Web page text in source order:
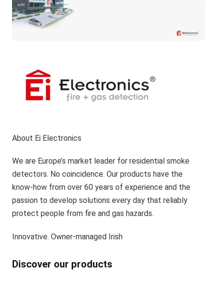
About Ei Electronics
We are Europe’s market leader for residential smoke
detectors. No coincidence. Our products have the
know-how from over 60 years of experience and the
passion to develop solutions every day that reliably
protect people from fire and gas hazards.
Innovative. Owner-managed Irish
Discover our products